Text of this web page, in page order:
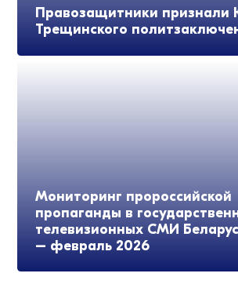
Правозащитники признали
Трещинского
Мониторинг пророссийской
пропаганды в
телевизионных СМИ
– февраль 2026